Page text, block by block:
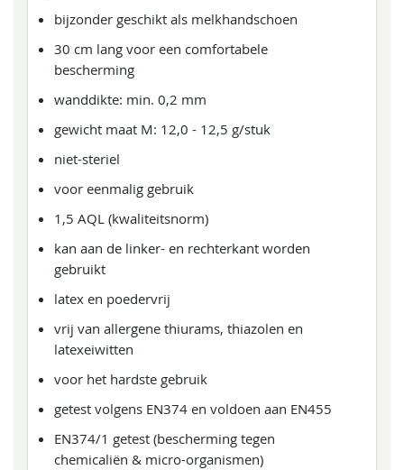
bijzonder geschikt als melkhandschoen
30 cm lang voor een comfortabele
bescherming
wanddikte: min. 0,2 mm
gewicht maat M: 12,0 - 12,5 g/stuk
niet-steriel
voor eenmalig gebruik
1,5 AQL (kwaliteitsnorm)
kan aan de linker- en rechterkant worden
gebruikt
latex en poedervrij
vrij van allergene thiurams, thiazolen en
latexeiwitten
voor het hardste gebruik
getest volgens EN374 en voldoen aan EN455
EN374/1 getest (bescherming tegen
chemicaliën & micro-organismen)